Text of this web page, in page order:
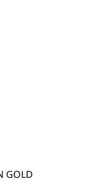
GOLD